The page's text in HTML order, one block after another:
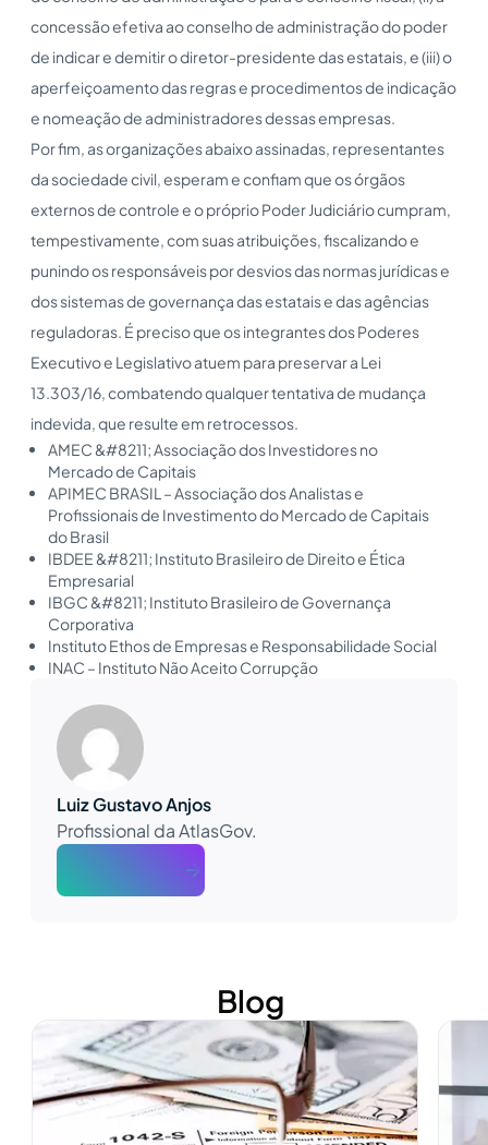
concessão efetiva ao conselho de administração do poder
de indicar e demitir o diretor-presidente das estatais, e (iii) o
aperfeiçoamento das regras e procedimentos de indicação
e nomeação de administradores dessas empresas.
Por fim, as organizações abaixo assinadas, representantes
da sociedade civil, esperam e confiam que os órgãos
externos de controle e o próprio Poder Judiciário cumpram,
tempestivamente, com suas atribuições, fiscalizando e
punindo os responsáveis por desvios das normas jurídicas e
dos sistemas de governança das estatais e das agências
reguladoras. É preciso que os integrantes dos Poderes
Executivo e Legislativo atuem para preservar a Lei
13.303/16, combatendo qualquer tentativa de mudança
indevida, que resulte em retrocessos.
AMEC &#8211; Associação dos Investidores no
Mercado de Capitais
APIMEC BRASIL – Associação dos Analistas e
Profissionais de Investimento do Mercado de Capitais
do Brasil
IBDEE &#8211; Instituto Brasileiro de Direito e Ética
Empresarial
IBGC &#8211; Instituto Brasileiro de Governança
Corporativa
Instituto Ethos de Empresas e Responsabilidade Social
INAC – Instituto Não Aceito Corrupção
Luiz Gustavo Anjos
Profissional da AtlasGov.
Blog